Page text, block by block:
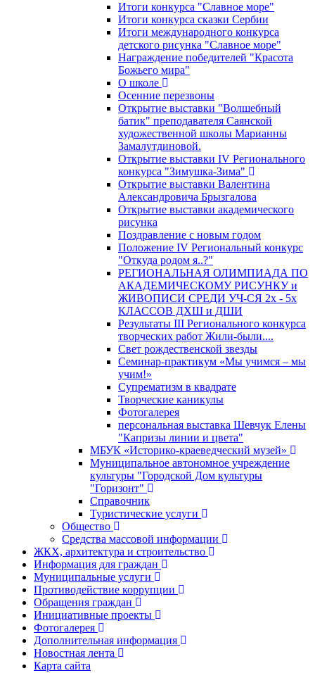
Итоги конкурса "Славное море"
Итоги конкурса сказки Сербии
Итоги международного конкурса
детского рисунка "Славное море"
Награждение победителей "Красота
Божьего мира"
О школе
Осенние перезвоны
Открытие выставки "Волшебный
батик" преподавателя Саянской
художественной школы Марианны
Замалутдиновой.
Открытие выставки IV Регионального
конкурса "Зимушка-Зима"
Открытие выставки Валентина
Александровича Брызгалова
Открытие выставки академического
рисунка
Поздравление с новым годом
Положение IV Региональный конкурс
"Откуда родом я..?"
РЕГИОНАЛЬНАЯ ОЛИМПИАДА ПО
АКАДЕМИЧЕСКОМУ РИСУНКУ и
ЖИВОПИСИ СРЕДИ УЧ-СЯ 2х - 5х
КЛАССОВ ДХШ и ДШИ
Результаты III Регионального конкурса
творческих работ Жили-были....
Свет рождественской звезды
Семинар-практикум «Мы учимся – мы
учим!»
Супрематизм в квадрате
Творческие каникулы
Фотогалерея
персональная выставка Шевчук Елены
"Капризы линии и цвета"
МБУК «Историко-краеведческий музей»
Муниципальное автономное учреждение
культуры "Городской Дом культуры
"Горизонт"
Справочник
Туристические услуги
Общество
Средства массовой информации
ЖКХ, архитектура и строительство
Информация для граждан
Муниципальные услуги
Противодействие коррупции
Обращения граждан
Инициативные проекты
Фотогалерея
Дополнительная информация
Новостная лента
Карта сайта